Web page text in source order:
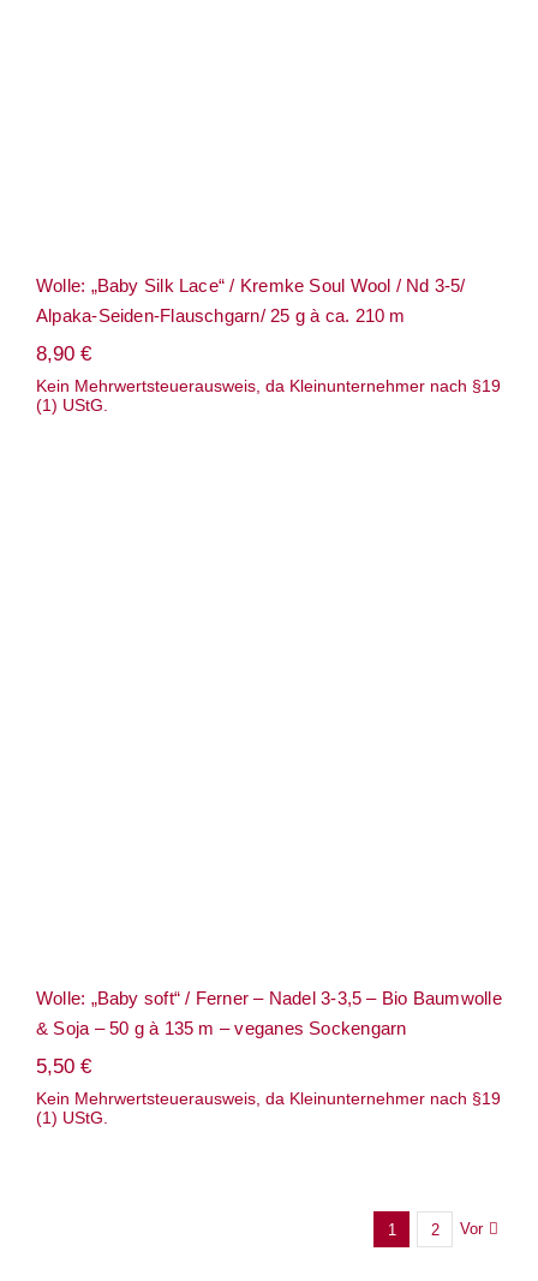
Wolle: „Baby Silk Lace“ / Kremke Soul Wool / Nd 3-5/
Alpaka-Seiden-Flauschgarn/ 25 g à ca. 210 m
8,90 €
Kein Mehrwertsteuerausweis, da Kleinunternehmer nach §19
(1) UStG.
Wolle: „Baby soft“ / Ferner – Nadel 3-3,5 – Bio Baumwolle
& Soja – 50 g à 135 m – veganes Sockengarn
5,50 €
Kein Mehrwertsteuerausweis, da Kleinunternehmer nach §19
(1) UStG.
1 2 Vor